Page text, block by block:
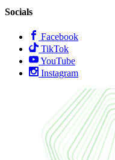
Socials
Facebook
TikTok
YouTube
Instagram